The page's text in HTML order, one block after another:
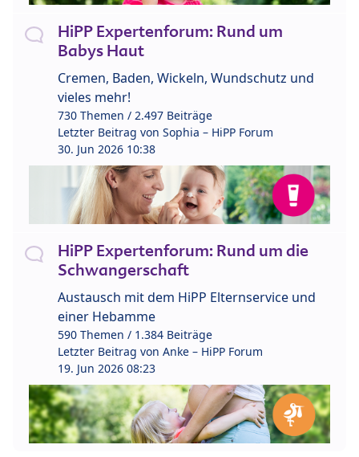
HiPP Expertenforum: Rund um
Babys Haut
Cremen, Baden, Wickeln, Wundschutz und
vieles mehr!
730 Themen / 2.497 Beiträge
Letzter Beitrag von Sophia – HiPP Forum
30. Jun 2026 10:38
HiPP Expertenforum: Rund um die
Schwangerschaft
Austausch mit dem HiPP Elternservice und
einer Hebamme
590 Themen / 1.384 Beiträge
Letzter Beitrag von Anke – HiPP Forum
19. Jun 2026 08:23